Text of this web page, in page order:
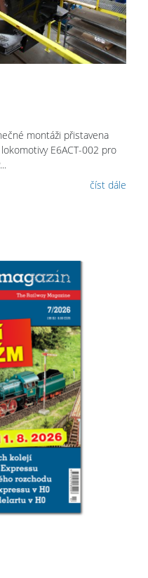
montáži přistavena
E6ACT-002 pro
číst dále